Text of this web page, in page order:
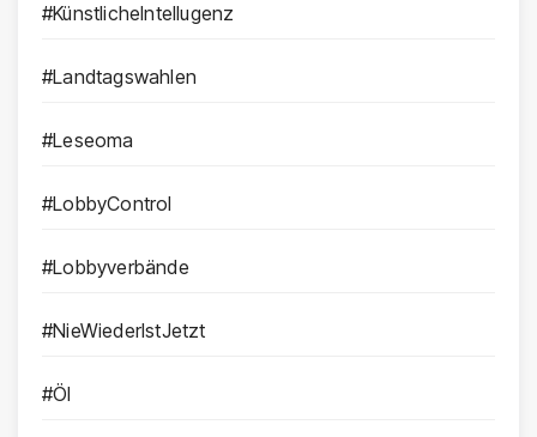
#KünstlicheIntellugenz
#Landtagswahlen
#Leseoma
#LobbyControl
#Lobbyverbände
#NieWiederIstJetzt
#Öl